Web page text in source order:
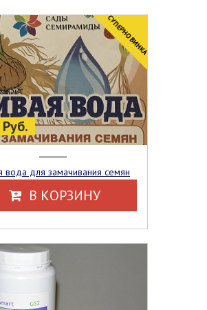
CУПЕРНОВИНКА
вода для замачивания семян
В КОРЗИНУ